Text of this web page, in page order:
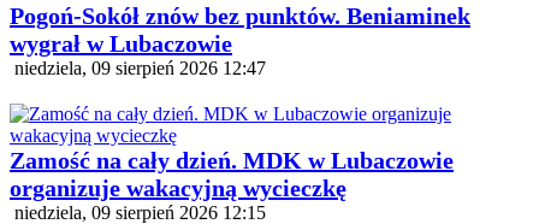
Pogoń-Sokół znów bez punktów. Beniaminek
wygrał w Lubaczowie
niedziela, 09 sierpień 2026 12:47
Zamość na cały dzień. MDK w Lubaczowie
organizuje wakacyjną wycieczkę
niedziela, 09 sierpień 2026 12:15